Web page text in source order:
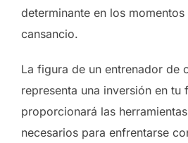
determinante en los
cansancio.
La figura de un entrenador de
representa una inversión en
proporcionará las
necesarios para enfrentarse